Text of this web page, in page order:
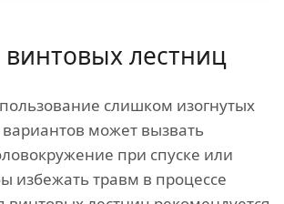
винтовых лестниц
слишком изогнутых
может вызвать
при спуске или
избежать травм в процессе